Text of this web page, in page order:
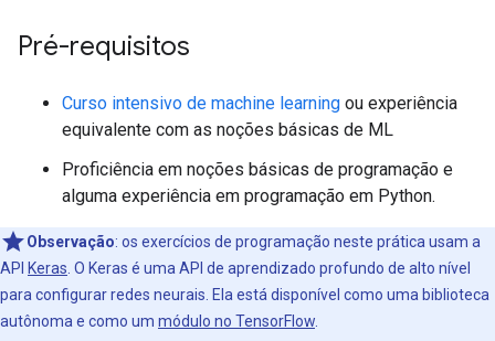
Pré-requisitos
Curso intensivo de machine learning ou experiência
equivalente com as noções básicas de ML
Proficiência em noções básicas de programação e
alguma experiência em programação em Python.
Observação: os exercícios de programação neste prática usam a
API Keras . O Keras é uma API de aprendizado profundo de alto nível
para configurar redes neurais. Ela está disponível como uma biblioteca
autônoma e como um módulo no TensorFlow